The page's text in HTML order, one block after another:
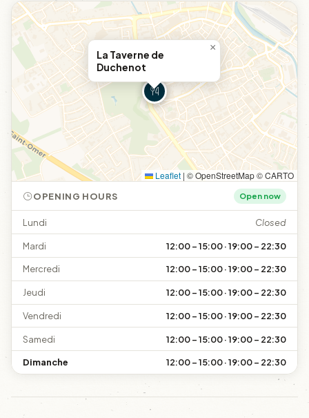
La Taverne de
Duchenot
×
Leaflet | © OpenStreetMap © CARTO
OPENING HOURS Open now
Lundi Closed
Mardi 12:00 – 15:00 · 19:00 – 22:30
Mercredi 12:00 – 15:00 · 19:00 – 22:30
Jeudi 12:00 – 15:00 · 19:00 – 22:30
Vendredi 12:00 – 15:00 · 19:00 – 22:30
Samedi 12:00 – 15:00 · 19:00 – 22:30
Dimanche 12:00 – 15:00 · 19:00 – 22:30